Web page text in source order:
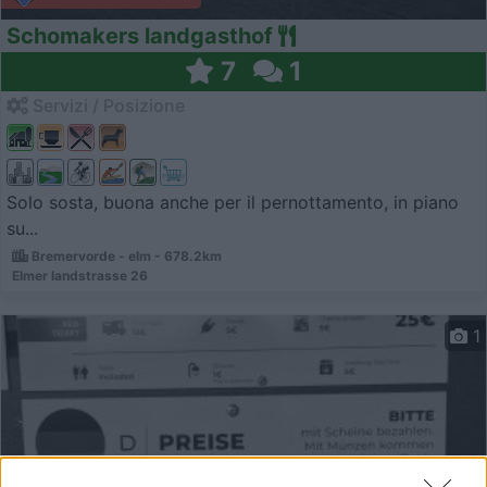
Schomakers landgasthof
7 1
Solo sosta, buona anche per il pernottamento, in piano
su...
Bremervorde - elm - 678.2km
Elmer landstrasse 26
1